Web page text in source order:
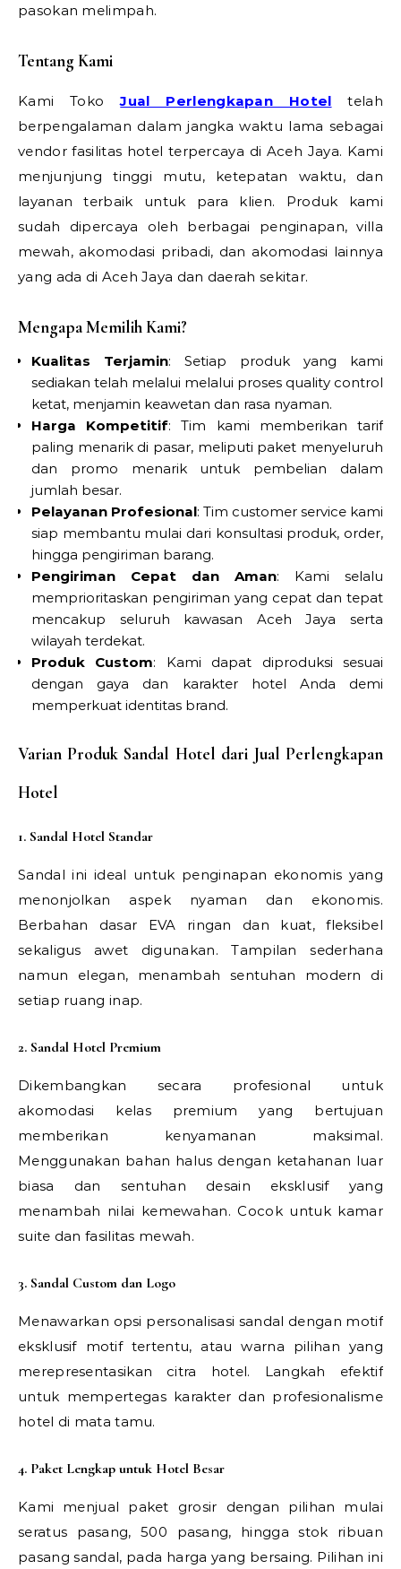
pasokan melimpah.
Tentang Kami
Kami TokoJual Perlengkapan Hotel telah
berpengalaman dalam jangka waktu lama sebagai
vendor fasilitas hotel terpercaya di Aceh Jaya. Kami
menjunjung tinggi mutu, ketepatan waktu, dan
layanan terbaik untuk para klien. Produk kami
sudah dipercaya oleh berbagai penginapan, villa
mewah, akomodasi pribadi, dan akomodasi lainnya
yang ada di Aceh Jaya dan daerah sekitar.
Mengapa Memilih Kami?
Kualitas Terjamin: Setiap produk yang kami
sediakan telah melalui melalui proses quality control
ketat, menjamin keawetan dan rasa nyaman.
Harga Kompetitif: Tim kami memberikan tarif
paling menarik di pasar, meliputi paket menyeluruh
dan promo menarik untuk pembelian dalam
jumlah besar.
Pelayanan Profesional: Tim customer service kami
siap membantu mulai dari konsultasi produk, order,
hingga pengiriman barang.
Pengiriman Cepat dan Aman: Kami selalu
memprioritaskan pengiriman yang cepat dan tepat
mencakup seluruh kawasan Aceh Jaya serta
wilayah terdekat.
Produk Custom: Kami dapat diproduksi sesuai
dengan gaya dan karakter hotel Anda demi
memperkuat identitas brand.
Varian Produk Sandal Hotel dari Jual Perlengkapan
Hotel
1. Sandal Hotel Standar
Sandal ini ideal untuk penginapan ekonomis yang
menonjolkan aspek nyaman dan ekonomis.
Berbahan dasar EVA ringan dan kuat, fleksibel
sekaligus awet digunakan. Tampilan sederhana
namun elegan, menambah sentuhan modern di
setiap ruang inap.
2. Sandal Hotel Premium
Dikembangkan secara profesional untuk
akomodasi kelas premium yang bertujuan
memberikan kenyamanan maksimal.
Menggunakan bahan halus dengan ketahanan luar
biasa dan sentuhan desain eksklusif yang
menambah nilai kemewahan. Cocok untuk kamar
suite dan fasilitas mewah.
3. Sandal Custom dan Logo
Menawarkan opsi personalisasi sandal dengan motif
eksklusif motif tertentu, atau warna pilihan yang
merepresentasikan citra hotel. Langkah efektif
untuk mempertegas karakter dan profesionalisme
hotel di mata tamu.
4. Paket Lengkap untuk Hotel Besar
Kami menjual paket grosir dengan pilihan mulai
seratus pasang, 500 pasang, hingga stok ribuan
pasang sandal, pada harga yang bersaing. Pilihan ini